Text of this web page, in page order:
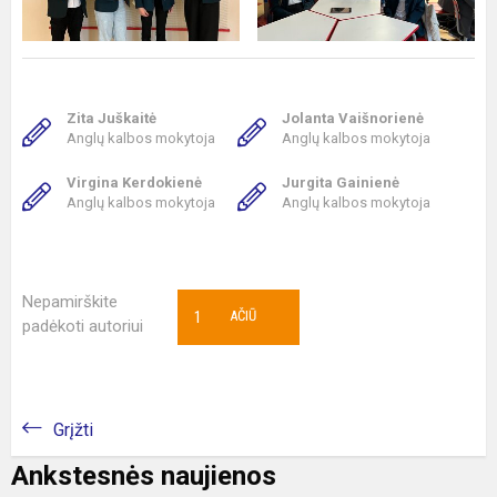
Zita Juškaitė
Anglų kalbos mokytoja
Jolanta Vaišnorienė
Anglų kalbos mokytoja
Virgina Kerdokienė
Anglų kalbos mokytoja
Jurgita Gainienė
Anglų kalbos mokytoja
Nepamirškite
padėkoti autoriui
AČIŪ
1
Grįžti
Ankstesnės naujienos